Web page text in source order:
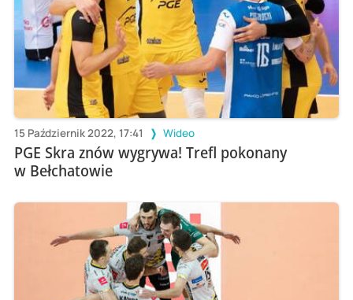
15 Październik 2022, 17:41 Wideo
PGE Skra znów wygrywa! Trefl pokonany
w Bełchatowie